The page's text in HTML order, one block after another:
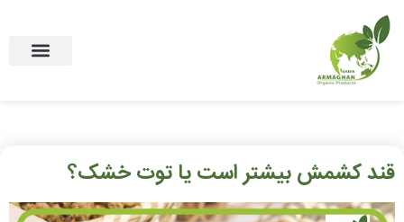
قند کشمش بیشتر است یا توت خشک؟